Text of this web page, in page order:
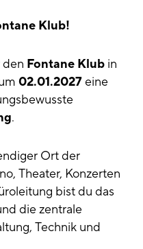
Klub!
den Fontane Klub in
02.01.2027eine
.
Ort der
Theater, Konzerten
bist du das
die zentrale
Technik und